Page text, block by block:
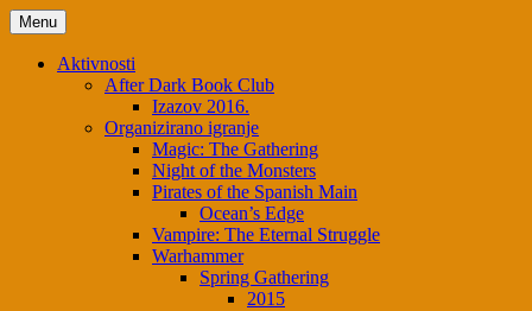
Skip
to
content
Menu
Aktivnosti
After Dark Book Club
Izazov 2016.
Organizirano igranje
Magic: The Gathering
Night of the Monsters
Pirates of the Spanish Main
Ocean’s Edge
Vampire: The Eternal Struggle
Warhammer
Spring Gathering
2015